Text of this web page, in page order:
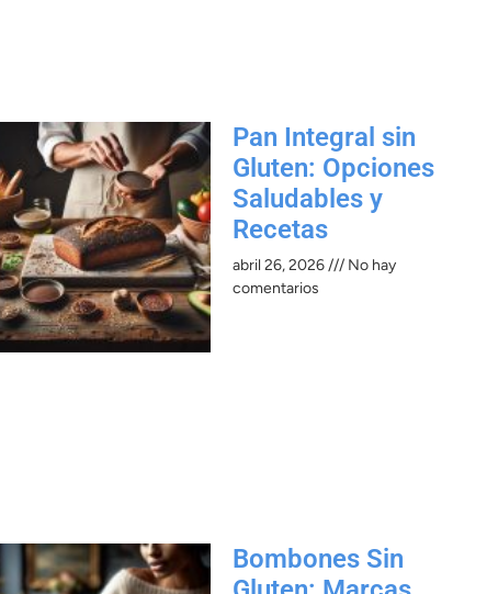
Pan Integral sin
Gluten: Opciones
Saludables y
Recetas
abril 26, 2026
No hay
comentarios
Bombones Sin